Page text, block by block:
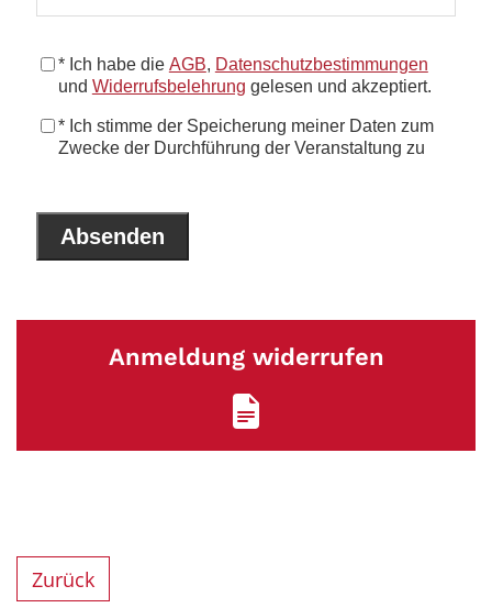
Anmeldung widerrufen
Zurück